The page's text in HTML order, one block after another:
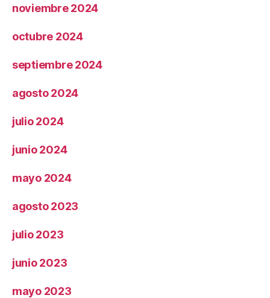
noviembre 2024
octubre 2024
septiembre 2024
agosto 2024
julio 2024
junio 2024
mayo 2024
agosto 2023
julio 2023
junio 2023
mayo 2023